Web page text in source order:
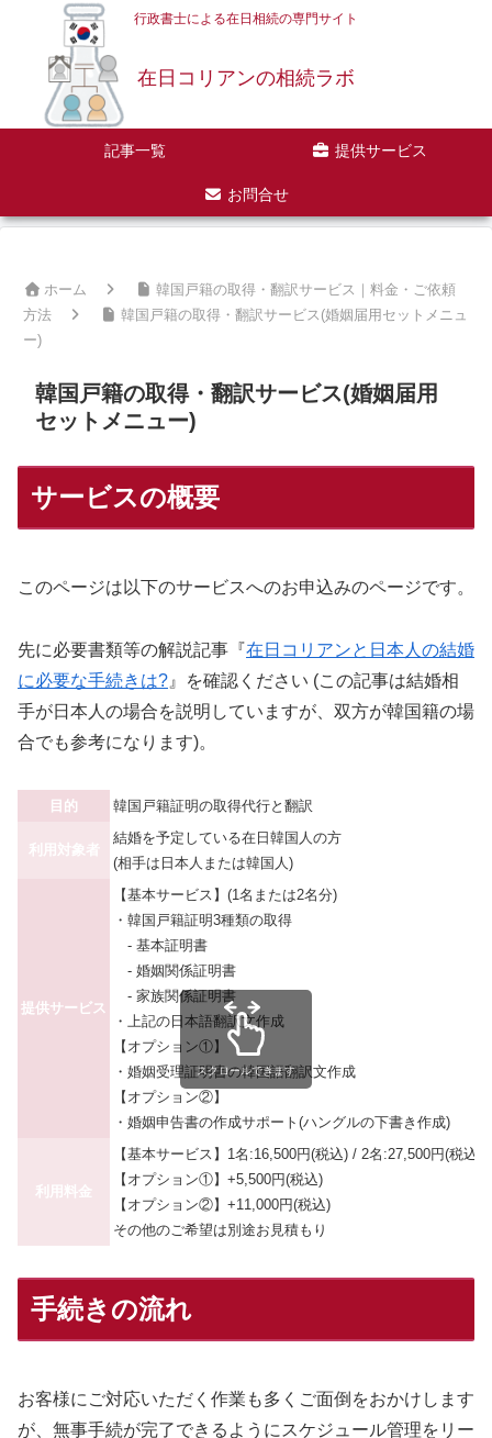
行政書士による在日相続の専門サイト
在日コリアンの相続ラボ
記事一覧 提供サービス
お問合せ
ホーム
韓国戸籍の取得・翻訳サービス｜料金・ご依頼
方法
韓国戸籍の取得・翻訳サービス(婚姻届用セットメニュ
ー)
韓国戸籍の取得・翻訳サービス(婚姻届用
セットメニュー)
サービスの概要
このページは以下のサービスへのお申込みのページです。
先に必要書類等の解説記事『在日コリアンと日本人の結婚
に必要な手続きは? 』を確認ください (この記事は結婚相
手が日本人の場合を説明していますが、双方が韓国籍の場
合でも参考になります)。
目的 韓国戸籍証明の取得代行と翻訳
利用対象者
結婚を予定している在日韓国人の方
(相手は日本人または韓国人)
提供サービス
【基本サービス】(1名または2名分)
・韓国戸籍証明3種類の取得
- 基本証明書
- 婚姻関係証明書
- 家族関係証明書
・上記の日本語翻訳文作成
【オプション①】
・婚姻受理証明書の韓国語翻訳文作成
【オプション②】
・婚姻申告書の作成サポート(ハングルの下書き作成)
利用料金
【基本サービス】1名:16,500円(税込) / 2名:27,500円(税込)
【オプション①】+5,500円(税込)
【オプション②】+11,000円(税込)
その他のご希望は別途お見積もり
スクロールできます
手続きの流れ
お客様にご対応いただく作業も多くご面倒をおかけします
が、無事手続が完了できるようにスケジュール管理をリー